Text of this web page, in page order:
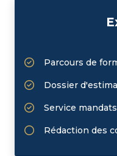
bon déroulement de
Indépendants, à taille
votre écoute afin de
meilleure solution
Pour nous contacter,
compléter le
Parcours de
Dossier
Service
Rédaction des